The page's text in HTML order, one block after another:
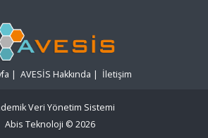
| AVESİS Hakkında | İletişim
Veri Yönetim Sistemi
Abis Teknoloji © 2026